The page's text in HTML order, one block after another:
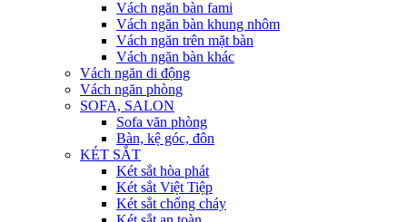
Vách ngăn bàn fami
Vách ngăn bàn khung nhôm
Vách ngăn trên mặt bàn
Vách ngăn bàn khác
Vách ngăn di động
Vách ngăn phòng
SOFA, SALON
Sofa văn phòng
Bàn, kệ góc, đôn
KÉT SẮT
Két sắt hòa phát
Két sắt Việt Tiệp
Két sắt chống cháy